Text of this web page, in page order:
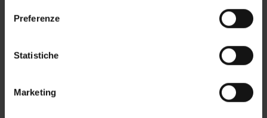
raccogliere informazioni sulla tua posizione
geografica, con un'approssimazione di qualche
Identificare il tuo dispositivo, scansionandolo
Preferenze
Statistiche
Marketing